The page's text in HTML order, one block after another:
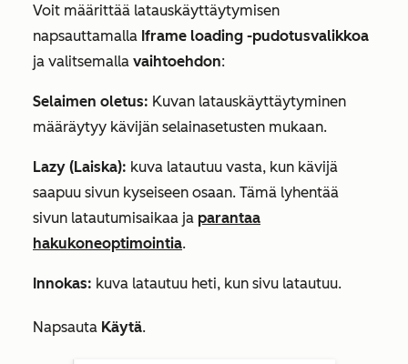
Voit määrittää latauskäyttäytymisen
napsauttamalla Iframe loading -pudotusvalikkoa
ja valitsemalla vaihtoehdon:
Selaimen oletus: Kuvan latauskäyttäytyminen
määräytyy kävijän selainasetusten mukaan.
Lazy (Laiska): kuva latautuu vasta, kun kävijä
saapuu sivun kyseiseen osaan. Tämä lyhentää
sivun latautumisaikaa ja parantaa
hakukoneoptimointia.
Innokas: kuva latautuu heti, kun sivu latautuu.
Napsauta Käytä.